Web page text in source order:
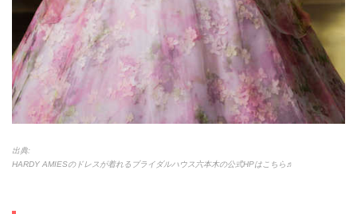
出典:
HARDY AMIESのドレスが着れるブライダルハウス六本木の公式HPはこちら♬